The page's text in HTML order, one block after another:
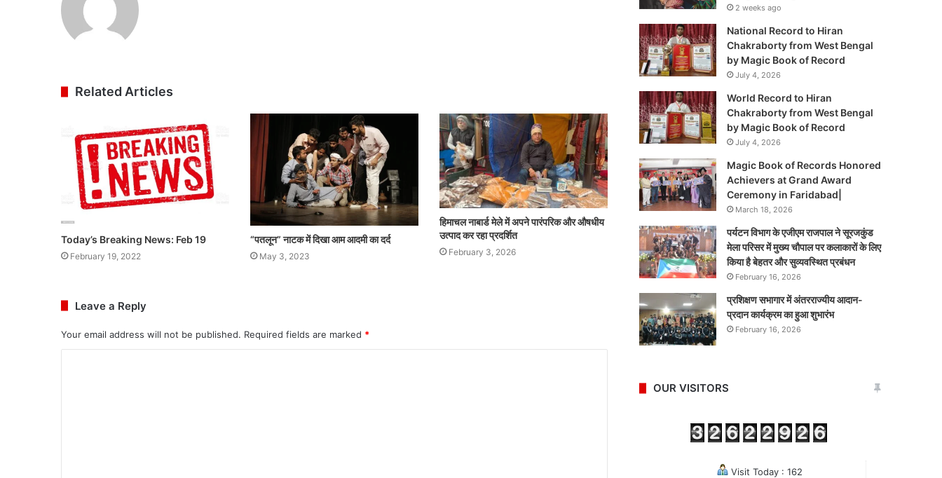
Related Articles
Today’s Breaking News: Feb 19
February 19, 2022
“पतलून” नाटक में दिखा आम आदमी का दर्द
May 3, 2023
हिमाचल नाबार्ड मेले में अपने पारंपरिक और औषधीय
उत्पाद कर रहा प्रदर्शित
February 3, 2026
Leave a Reply
Your email address will not be published. Required fields are marked *
2 weeks ago
National Record to Hiran
Chakraborty from West Bengal
by Magic Book of Record
July 4, 2026
World Record to Hiran
Chakraborty from West Bengal
by Magic Book of Record
July 4, 2026
Magic Book of Records Honored
Achievers at Grand Award
Ceremony in Faridabad|
March 18, 2026
पर्यटन विभाग के एजीएम राजपाल ने सूरजकुंड
मेला परिसर में मुख्य चौपाल पर कलाकारों के लिए
किया है बेहतर और सुव्यवस्थित प्रबंधन
February 16, 2026
प्रशिक्षण सभागार में अंतरराज्यीय आदान-
प्रदान कार्यक्रम का हुआ शुभारंभ
February 16, 2026
OUR VISITORS
Visit Today : 162